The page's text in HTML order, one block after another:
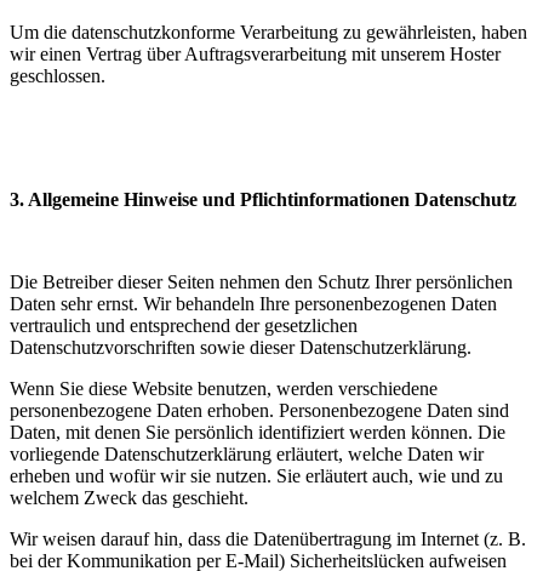
Um die datenschutzkonforme Verarbeitung zu gewährleisten, haben
wir einen Vertrag über Auftragsverarbeitung mit unserem Hoster
geschlossen.
3. Allgemeine Hinweise und Pflichtinformationen Datenschutz
Die Betreiber dieser Seiten nehmen den Schutz Ihrer persönlichen
Daten sehr ernst. Wir behandeln Ihre personenbezogenen Daten
vertraulich und entsprechend der gesetzlichen
Datenschutzvorschriften sowie dieser Datenschutzerklärung.
Wenn Sie diese Website benutzen, werden verschiedene
personenbezogene Daten erhoben. Personenbezogene Daten sind
Daten, mit denen Sie persönlich identifiziert werden können. Die
vorliegende Datenschutzerklärung erläutert, welche Daten wir
erheben und wofür wir sie nutzen. Sie erläutert auch, wie und zu
welchem Zweck das geschieht.
Wir weisen darauf hin, dass die Datenübertragung im Internet (z. B.
bei der Kommunikation per E-Mail) Sicherheitslücken aufweisen